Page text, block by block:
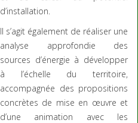
d’installation.
Il s’agit également de réaliser une
analyse approfondie des
sources d’énergie à développer
à l’échelle du territoire,
accompagnée des propositions
concrètes de mise en œuvre et
d’une animation avec les